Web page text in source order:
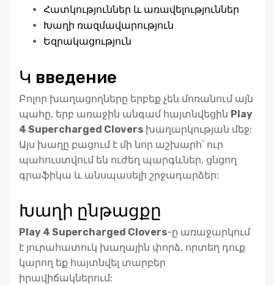
Հատկություններ և առավելություններ
Խաղի ռազմավարություն
Եզրակացություն
Կ введение
Բոլոր խաղացողները երբեք չեն մոռանում այն
պահը, երբ առաջին անգամ հայտնվեցին Play
4 Supercharged Clovers խաղարկության մեջ:
Այս խաղը բացում է մի նոր աշխարհ՝ ուր
պահուստվում են ուժեղ պարգևներ, ցնցող
գրաֆիկա և անսպասելի շրջադարձեր:
Խաղի ընթացքը
Play 4 Supercharged Clovers-ը առաջարկում
է յուրահատուկ խաղային փորձ, որտեղ դուք
կարող եք հայտնվել տարբեր
իրավիճակներում: